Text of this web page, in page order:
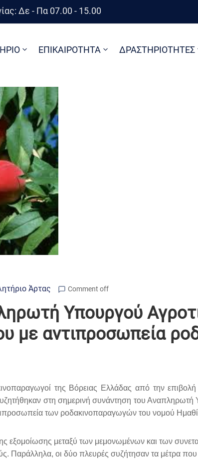
Δε - Πα 07.00 - 15.00
ΕΠΙΚΑΙΡΟΤΗΤΑ ΔΡΑΣΤΗΡΙΟΤΗΤΕΣ
Άρτας Comment off
Υπουργού
με αντιπροσωπεία
της Βόρειας Ελλάδας από την
στη σημερινή συνάντηση του
των ροδακινοπαραγωγών του νομού
εξομοίωσης μεταξύ των μεμονωμένων και των
οι δύο πλευρές συζήτησαν τα μέτρα που